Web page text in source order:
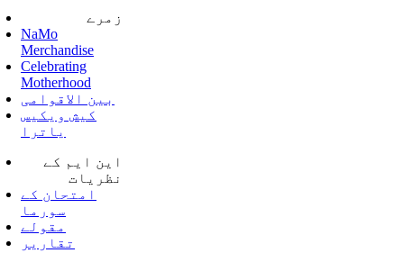
زمرے
NaMo
Merchandise
Celebrating
Motherhood
بین الاقوامی
کیش ویکیس
یاترا
این ایم کے
نظریات
امتحان کے
سورما
مقولے
تقاریر